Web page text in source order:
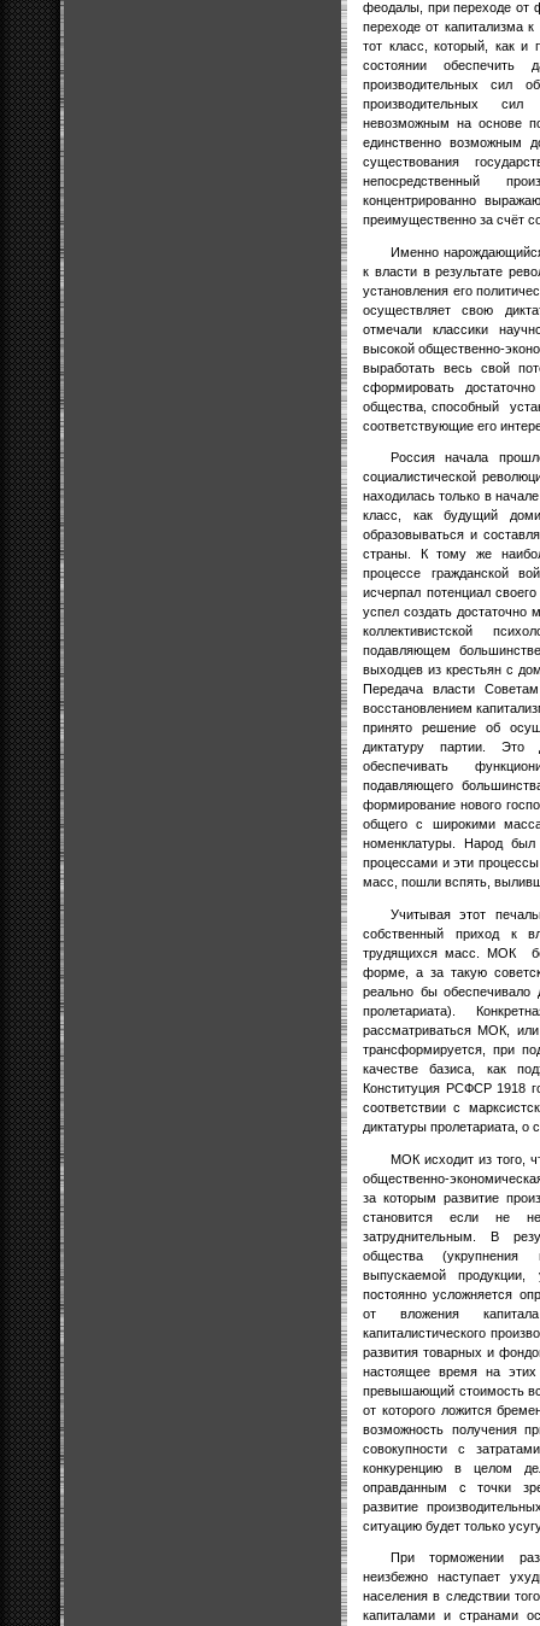
феодалы, при переходе от
переходе от капитализма
тот класс, который, как
состоянии обеспечить
производительных сил
производительных сил
невозможным на основе
единственно возможным
существования
непосредственный
концентрированно
преимущественно за счёт
Именно
к власти в результате
установления его
осуществляет свою
отмечали классики
высокой общественно-
выработать весь свой
сформировать
общества, способный
соответствующие его
Россия начала
социалистической
находилась только в
класс, как будущий
образовываться и
страны. К тому же
процессе гражданской
исчерпал потенциал
успел создать
коллективистской
подавляющем
выходцев из крестьян с
Передача власти
восстановлением
принято решение об
диктатуру партии. Это
обеспечивать
подавляющего
формирование нового
общего с широкими
номенклатуры. Народ был
процессами и эти
масс, пошли вспять,
Учитывая этот
собственный приход к
трудящихся масс. МОК
форме, а за такую
реально бы обеспечивало
пролетариата).
рассматриваться МОК,
трансформируется, при
качестве базиса, как
Конституция РСФСР 1918
соответствии с
диктатуры пролетариата, о
МОК исходит из того,
общественно-
за которым развитие
становится если не
затруднительным. В
общества (укрупнения
выпускаемой
постоянно усложняется
от вложения
капиталистического
развития товарных и
настоящее время на этих
превышающий стоимость
от которого ложится
возможность получения
совокупности с
конкуренцию в целом
оправданным с точки
развитие
ситуацию будет только
При торможении
неизбежно наступает
населения в следствии
капиталами и странами